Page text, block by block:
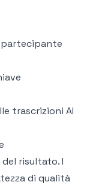
trascrizioni AI
risultato. I
di qualità